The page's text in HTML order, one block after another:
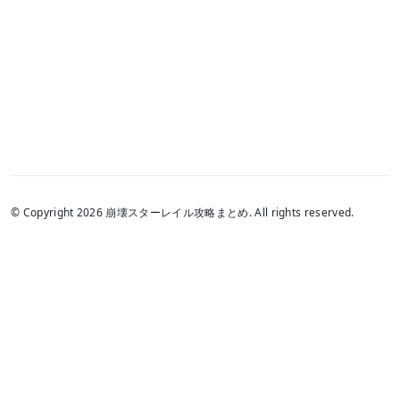
© Copyright 2026 崩壊スターレイル攻略まとめ. All rights reserved.